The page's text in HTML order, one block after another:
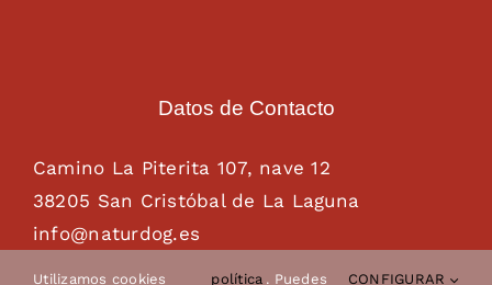
Datos de Contacto
Camino La Piterita 107, nave 12
38205 San Cristóbal de La Laguna
info@naturdog.es
Utilizamos cookies política . Puedes CONFIGURAR